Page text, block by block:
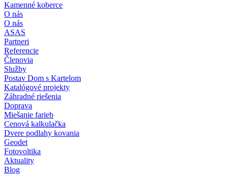
Kamenné koberce
O nás
O nás
ASAS
Partneri
Referencie
Členovia
Služby
Postav Dom s Kartelom
Katalógové projekty
Záhradné riešenia
Doprava
Miešanie farieb
Cenová kalkulačka
Dvere podlahy kovania
Geodet
Fotovoltika
Aktuality
Blog